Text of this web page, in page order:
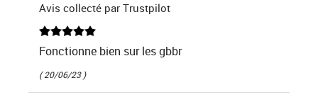
Avis collecté par Trustpilot
Fonctionne bien sur les gbbr
( 20/06/23 )